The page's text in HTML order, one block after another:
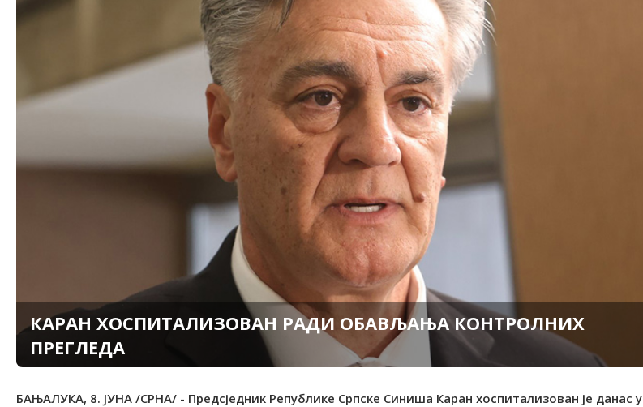
КАРАН ХОСПИТАЛИЗОВАН РАДИ ОБАВЉАЊА КОНТРОЛНИХ
ПРЕГЛЕДА
БАЊАЛУКА, 8. ЈУНА /СРНА/ - Предсједник Републике Српске Синиша Каран хоспитализован је данас у